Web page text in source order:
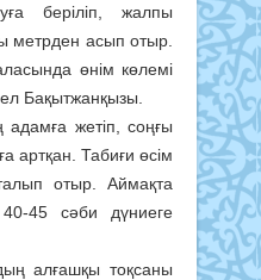
беріліп, жалпы
асып отыр.
өнім көлемі
Бақытжанқызы.
жетіп, соңғы
артқан. Табиғи өсім
отыр. Аймақта
45 сәби дүниеге
алғашқы тоқсаны